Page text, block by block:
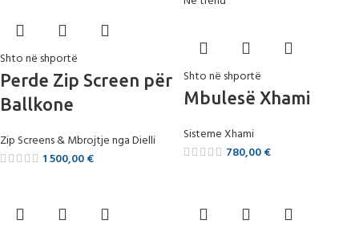
Shto në shportë
Perde Zip Screen për
Ballkone
Zip Screens & Mbrojtje nga Dielli
1 500,00€
Shto në shportë
Mbulesë Xhami
Sisteme Xhami
780,00€